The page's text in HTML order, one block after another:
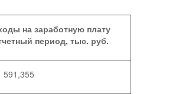
на заработную плату
период, тыс. руб.
591,355